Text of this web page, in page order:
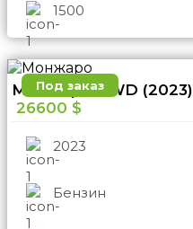
1500
Под заказ
Монжаро 4WD (2023)
26600 $
2023
Бензин